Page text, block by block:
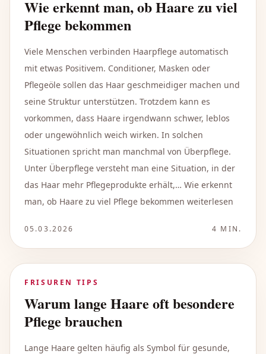
Wie erkennt man, ob Haare zu viel
Pflege bekommen
Viele Menschen verbinden Haarpflege automatisch
mit etwas Positivem. Conditioner, Masken oder
Pflegeöle sollen das Haar geschmeidiger machen und
seine Struktur unterstützen. Trotzdem kann es
vorkommen, dass Haare irgendwann schwer, leblos
oder ungewöhnlich weich wirken. In solchen
Situationen spricht man manchmal von Überpflege.
Unter Überpflege versteht man eine Situation, in der
das Haar mehr Pflegeprodukte erhält,… Wie erkennt
man, ob Haare zu viel Pflege bekommen weiterlesen
05.03.2026 4 MIN.
FRISUREN TIPS
Warum lange Haare oft besondere
Pflege brauchen
Lange Haare gelten häufig als Symbol für gesunde,